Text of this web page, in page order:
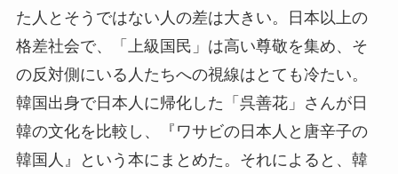
た人とそうではない人の差は大きい。日本以上の
格差社会で、「上級国民」は高い尊敬を集め、そ
の反対側にいる人たちへの視線はとても冷たい。
韓国出身で日本人に帰化した「呉善花」さんが日
韓の文化を比較し、『ワサビの日本人と唐辛子の
韓国人』という本にまとめた。それによると、韓